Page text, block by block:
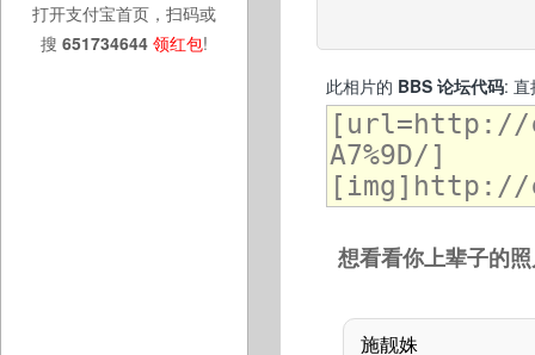
打开支付宝首页，扫码或
搜 651734644 领红包!
此相片的 BBS 论坛代码: 直
想看看你上辈子的